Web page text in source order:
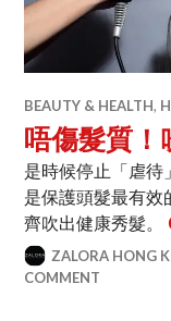
BEAUTY & HEALTH,
唔傷髮質！
是時候停止「虐
是保護頭髮最有效
齊吹出健康秀髮。
ZALORA HONG
COMMENT